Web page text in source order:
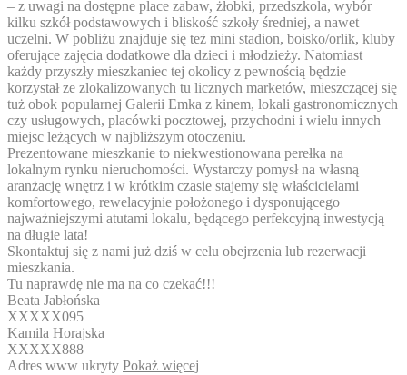
– z uwagi na dostępne place zabaw, żłobki, przedszkola, wybór
kilku szkół podstawowych i bliskość szkoły średniej, a nawet
uczelni. W pobliżu znajduje się też mini stadion, boisko/orlik, kluby
oferujące zajęcia dodatkowe dla dzieci i młodzieży. Natomiast
każdy przyszły mieszkaniec tej okolicy z pewnością będzie
korzystał ze zlokalizowanych tu licznych marketów, mieszczącej się
tuż obok popularnej Galerii Emka z kinem, lokali gastronomicznych
czy usługowych, placówki pocztowej, przychodni i wielu innych
miejsc leżących w najbliższym otoczeniu.
Prezentowane mieszkanie to niekwestionowana perełka na
lokalnym rynku nieruchomości. Wystarczy pomysł na własną
aranżację wnętrz i w krótkim czasie stajemy się właścicielami
komfortowego, rewelacyjnie położonego i dysponującego
najważniejszymi atutami lokalu, będącego perfekcyjną inwestycją
na długie lata!
Skontaktuj się z nami już dziś w celu obejrzenia lub rezerwacji
mieszkania.
Tu naprawdę nie ma na co czekać!!!
Beata Jabłońska
XXXXX095
Kamila Horajska
XXXXX888
Adres www ukryty Pokaż więcej